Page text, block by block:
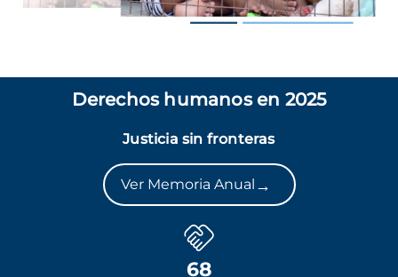
Derechos humanos en 2025
Justicia sin fronteras
Ver Memoria Anual →
68